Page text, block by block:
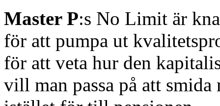
Master P:s No Limit är
för att pumpa ut
för att veta hur den
vill man passa på att